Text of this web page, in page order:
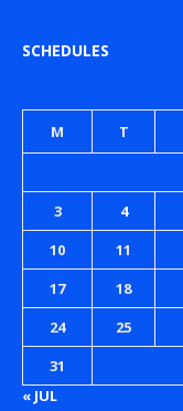
SCHEDULES
M T
3
4
10
11
17
18
24
25
31
« JUL